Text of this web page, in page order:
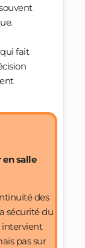
fait
en salle
des
sécurité du
intervient
pas sur